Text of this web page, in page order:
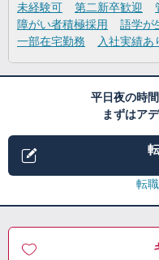
未経験可
第二新卒歓迎
障がい者積極採用
語学が
一部在宅勤務
入社実績あ
平日夜の時
まずはア
転